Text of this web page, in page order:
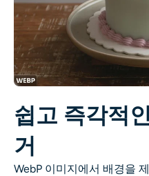
옷 교환기
AI 베이비
AI 필터
헤드샷 생성기 프로
AI 얼굴 사진 생성기
쉽고 즉각적
거
WebP 이미지에서 배경을